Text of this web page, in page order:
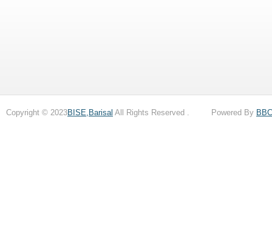
Copyright © 2023BISE,Barisal All Rights Reserved . Powered By